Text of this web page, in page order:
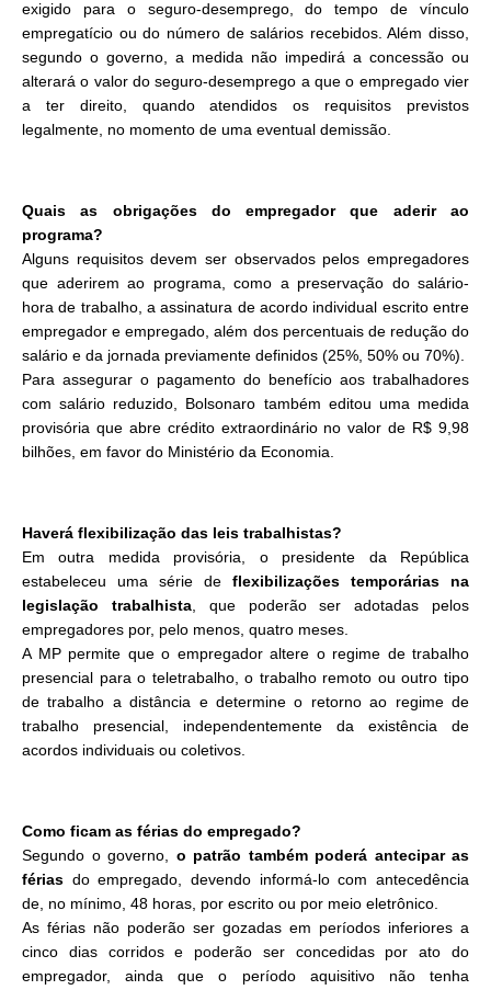
exigido para o seguro-desemprego, do tempo de vínculo
empregatício ou do número de salários recebidos. Além disso,
segundo o governo, a medida não impedirá a concessão ou
alterará o valor do seguro-desemprego a que o empregado vier
a ter direito, quando atendidos os requisitos previstos
legalmente, no momento de uma eventual demissão.
Quais as obrigações do empregador que aderir ao
programa?
Alguns requisitos devem ser observados pelos empregadores
que aderirem ao programa, como a preservação do salário-
hora de trabalho, a assinatura de acordo individual escrito entre
empregador e empregado, além dos percentuais de redução do
salário e da jornada previamente definidos (25%, 50% ou 70%).
Para assegurar o pagamento do benefício aos trabalhadores
com salário reduzido, Bolsonaro também editou uma medida
provisória que abre crédito extraordinário no valor de R$ 9,98
bilhões, em favor do Ministério da Economia.
Haverá flexibilização das leis trabalhistas?
Em outra medida provisória, o presidente da República
estabeleceu uma série de flexibilizações temporárias na
legislação trabalhista, que poderão ser adotadas pelos
empregadores por, pelo menos, quatro meses.
A MP permite que o empregador altere o regime de trabalho
presencial para o teletrabalho, o trabalho remoto ou outro tipo
de trabalho a distância e determine o retorno ao regime de
trabalho presencial, independentemente da existência de
acordos individuais ou coletivos.
Como ficam as férias do empregado?
Segundo o governo, o patrão também poderá antecipar as
férias do empregado, devendo informá-lo com antecedência
de, no mínimo, 48 horas, por escrito ou por meio eletrônico.
As férias não poderão ser gozadas em períodos inferiores a
cinco dias corridos e poderão ser concedidas por ato do
empregador, ainda que o período aquisitivo não tenha